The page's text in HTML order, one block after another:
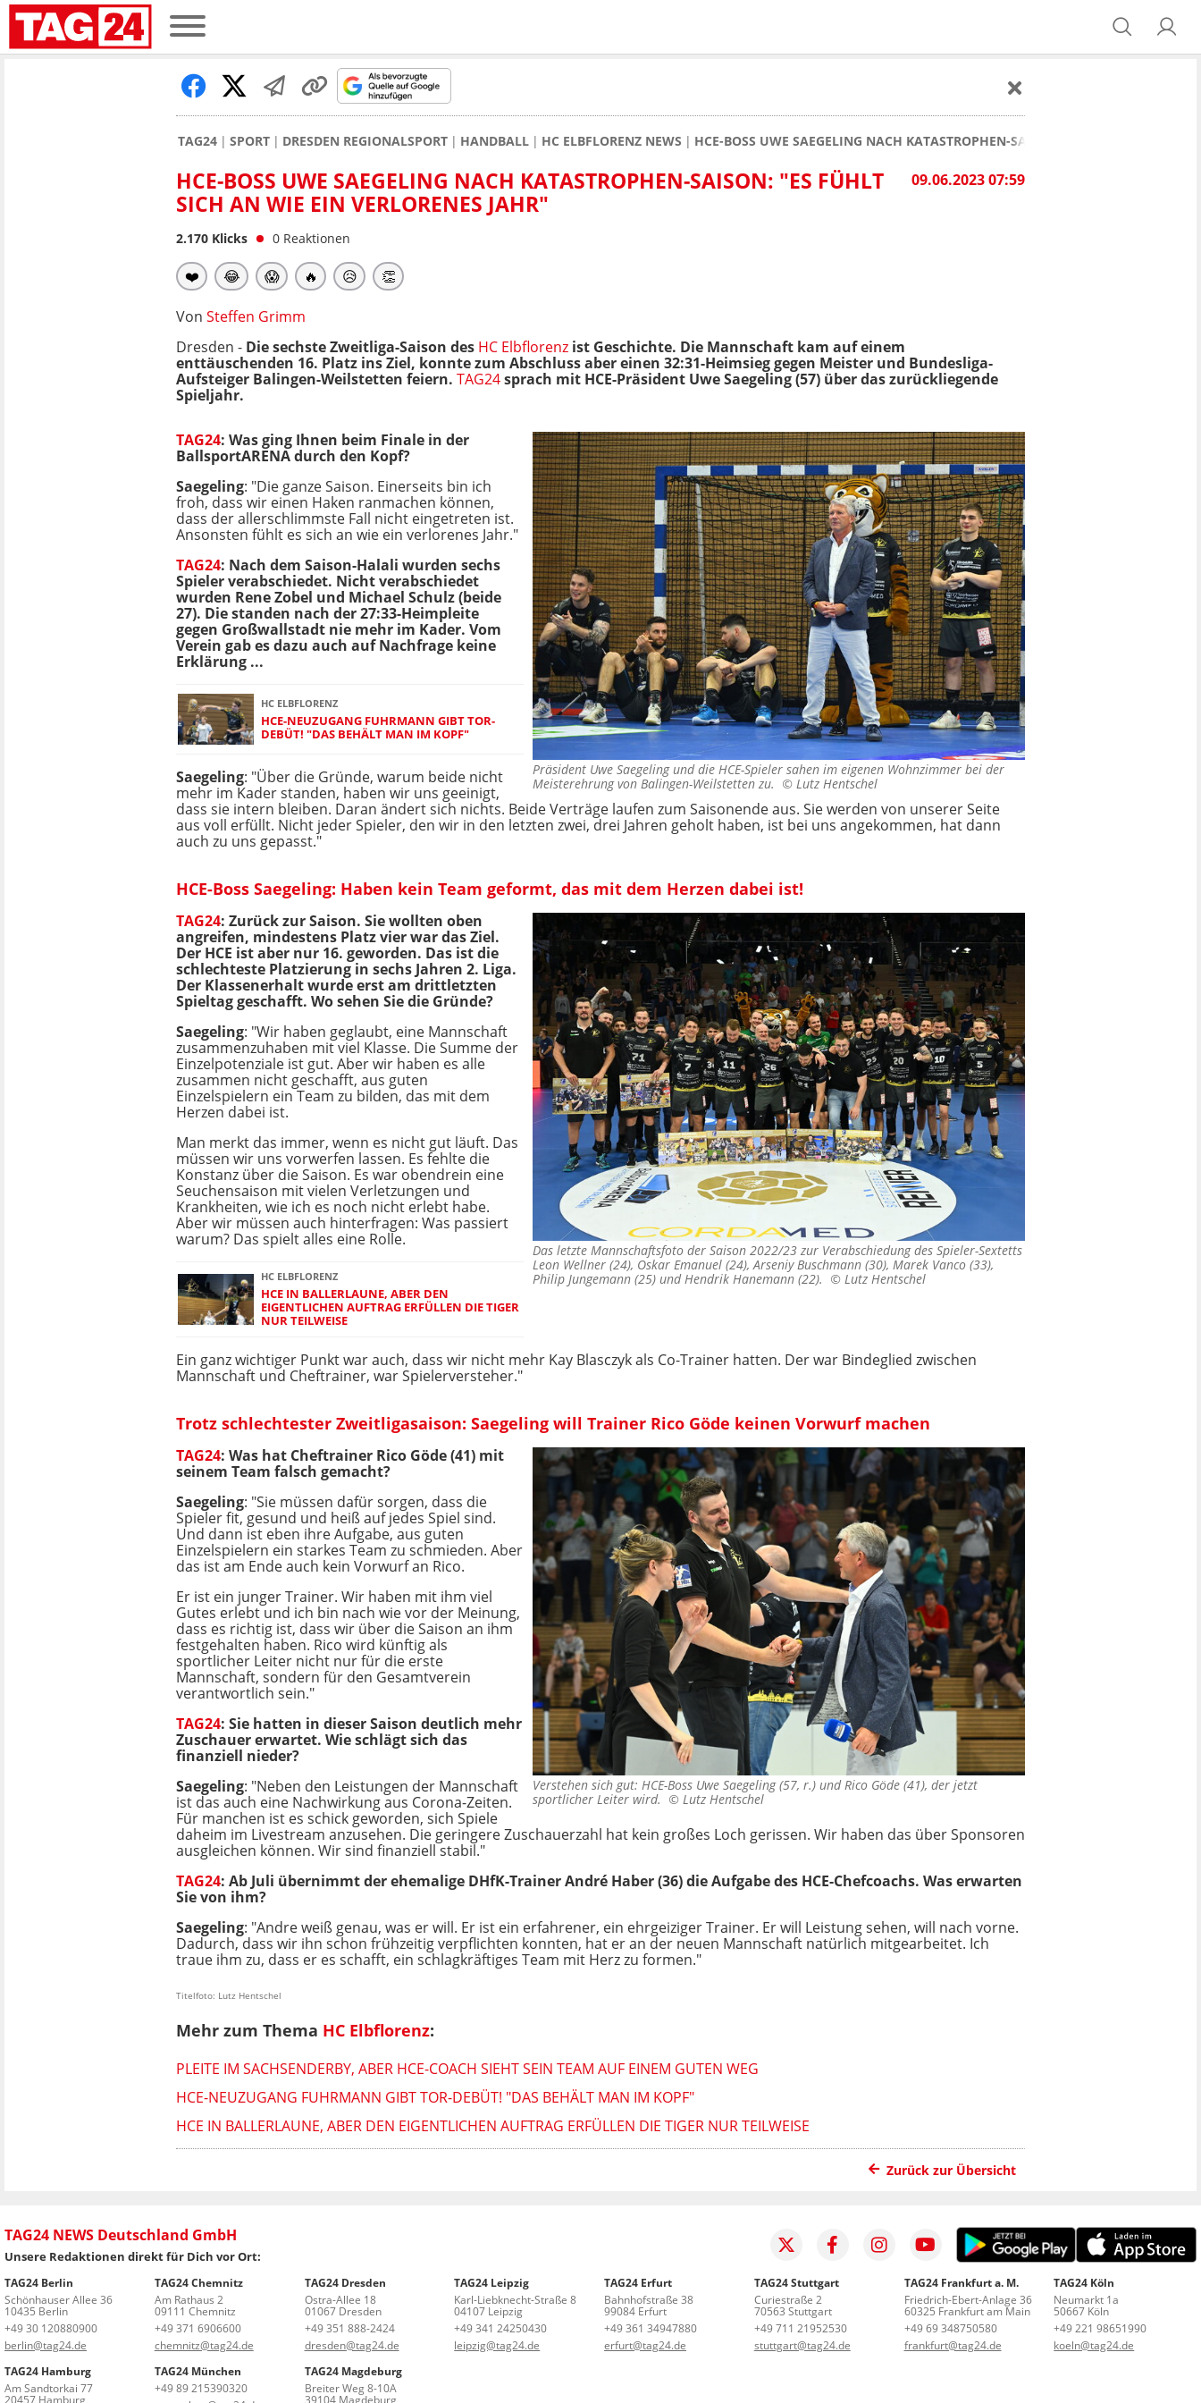
TAG24 SPORT DRESDEN REGIONALSPORT HANDBALL HC ELBFLORENZ NEWS HCE-BOSS UWE SAEGELING NACH KATASTROPHEN-SAISON: "ES FÜHLT SICH AN
09.06.2023 07:59
HCE-BOSS UWE SAEGELING NACH KATASTROPHEN-SAISON: "ES FÜHLT
SICH AN WIE EIN VERLORENES JAHR"
2.170 Klicks 0 Reaktionen
❤️ 😂 😱 🔥 😥 👏
Von Steffen Grimm
Dresden - Die sechste Zweitliga-Saison des HC Elbflorenz ist Geschichte. Die Mannschaft kam auf einem
enttäuschenden 16. Platz ins Ziel, konnte zum Abschluss aber einen 32:31-Heimsieg gegen Meister und Bundesliga-
Aufsteiger Balingen-Weilstetten feiern. TAG24sprach mit HCE-Präsident Uwe Saegeling (57) über das zurückliegende
Spieljahr.
Präsident Uwe Saegeling und die HCE-Spieler sahen im eigenen Wohnzimmer bei der
Meisterehrung von Balingen-Weilstetten zu. © Lutz Hentschel
TAG24: Was ging Ihnen beim Finale in der
BallsportARENA durch den Kopf?
Saegeling: "Die ganze Saison. Einerseits bin ich
froh, dass wir einen Haken ranmachen können,
dass der allerschlimmste Fall nicht eingetreten ist.
Ansonsten fühlt es sich an wie ein verlorenes Jahr."
TAG24: Nach dem Saison-Halali wurden sechs
Spieler verabschiedet. Nicht verabschiedet
wurden Rene Zobel und Michael Schulz (beide
27). Die standen nach der 27:33-Heimpleite
gegen Großwallstadt nie mehr im Kader. Vom
Verein gab es dazu auch auf Nachfrage keine
Erklärung ...
HC ELBFLORENZ
HCE-NEUZUGANG FUHRMANN GIBT TOR-
DEBÜT! "DAS BEHÄLT MAN IM KOPF"
Saegeling: "Über die Gründe, warum beide nicht
mehr im Kader standen, haben wir uns geeinigt,
dass sie intern bleiben. Daran ändert sich nichts. Beide Verträge laufen zum Saisonende aus. Sie werden von unserer Seite
aus voll erfüllt. Nicht jeder Spieler, den wir in den letzten zwei, drei Jahren geholt haben, ist bei uns angekommen, hat dann
auch zu uns gepasst."
HCE-Boss Saegeling: Haben kein Team geformt, das mit dem Herzen dabei ist!
Das letzte Mannschaftsfoto der Saison 2022/23 zur Verabschiedung des Spieler-Sextetts
Leon Wellner (24), Oskar Emanuel (24), Arseniy Buschmann (30), Marek Vanco (33),
Philip Jungemann (25) und Hendrik Hanemann (22). © Lutz Hentschel
TAG24: Zurück zur Saison. Sie wollten oben
angreifen, mindestens Platz vier war das Ziel.
Der HCE ist aber nur 16. geworden. Das ist die
schlechteste Platzierung in sechs Jahren 2. Liga.
Der Klassenerhalt wurde erst am drittletzten
Spieltag geschafft. Wo sehen Sie die Gründe?
Saegeling: "Wir haben geglaubt, eine Mannschaft
zusammenzuhaben mit viel Klasse. Die Summe der
Einzelpotenziale ist gut. Aber wir haben es alle
zusammen nicht geschafft, aus guten
Einzelspielern ein Team zu bilden, das mit dem
Herzen dabei ist.
Man merkt das immer, wenn es nicht gut läuft. Das
müssen wir uns vorwerfen lassen. Es fehlte die
Konstanz über die Saison. Es war obendrein eine
Seuchensaison mit vielen Verletzungen und
Krankheiten, wie ich es noch nicht erlebt habe.
Aber wir müssen auch hinterfragen: Was passiert
warum? Das spielt alles eine Rolle.
HC ELBFLORENZ
HCE IN BALLERLAUNE, ABER DEN
EIGENTLICHEN AUFTRAG ERFÜLLEN DIE TIGER
NUR TEILWEISE
Ein ganz wichtiger Punkt war auch, dass wir nicht mehr Kay Blasczyk als Co-Trainer hatten. Der war Bindeglied zwischen
Mannschaft und Cheftrainer, war Spielerversteher."
Trotz schlechtester Zweitligasaison: Saegeling will Trainer Rico Göde keinen Vorwurf machen
Verstehen sich gut: HCE-Boss Uwe Saegeling (57, r.) und Rico Göde (41), der jetzt
sportlicher Leiter wird. © Lutz Hentschel
TAG24: Was hat Cheftrainer Rico Göde (41) mit
seinem Team falsch gemacht?
Saegeling: "Sie müssen dafür sorgen, dass die
Spieler fit, gesund und heiß auf jedes Spiel sind.
Und dann ist eben ihre Aufgabe, aus guten
Einzelspielern ein starkes Team zu schmieden. Aber
das ist am Ende auch kein Vorwurf an Rico.
Er ist ein junger Trainer. Wir haben mit ihm viel
Gutes erlebt und ich bin nach wie vor der Meinung,
dass es richtig ist, dass wir über die Saison an ihm
festgehalten haben. Rico wird künftig als
sportlicher Leiter nicht nur für die erste
Mannschaft, sondern für den Gesamtverein
verantwortlich sein."
TAG24: Sie hatten in dieser Saison deutlich mehr
Zuschauer erwartet. Wie schlägt sich das
finanziell nieder?
Saegeling: "Neben den Leistungen der Mannschaft
ist das auch eine Nachwirkung aus Corona-Zeiten.
Für manchen ist es schick geworden, sich Spiele
daheim im Livestream anzusehen. Die geringere Zuschauerzahl hat kein großes Loch gerissen. Wir haben das über Sponsoren
ausgleichen können. Wir sind finanziell stabil."
TAG24: Ab Juli übernimmt der ehemalige DHfK-Trainer André Haber (36) die Aufgabe des HCE-Chefcoachs. Was erwarten
Sie von ihm?
Saegeling: "Andre weiß genau, was er will. Er ist ein erfahrener, ein ehrgeiziger Trainer. Er will Leistung sehen, will nach vorne.
Dadurch, dass wir ihn schon frühzeitig verpflichten konnten, hat er an der neuen Mannschaft natürlich mitgearbeitet. Ich
traue ihm zu, dass er es schafft, ein schlagkräftiges Team mit Herz zu formen."
Titelfoto: Lutz Hentschel
Mehr zum Thema HC Elbflorenz:
PLEITE IM SACHSENDERBY, ABER HCE-COACH SIEHT SEIN TEAM AUF EINEM GUTEN WEG
HCE-NEUZUGANG FUHRMANN GIBT TOR-DEBÜT! "DAS BEHÄLT MAN IM KOPF"
HCE IN BALLERLAUNE, ABER DEN EIGENTLICHEN AUFTRAG ERFÜLLEN DIE TIGER NUR TEILWEISE
Zurück zur Übersicht
TAG24 NEWS Deutschland GmbH
Unsere Redaktionen direkt für Dich vor Ort:
TAG24 Berlin
Schönhauser Allee 36
10435 Berlin
+49 30 120880900
berlin@tag24.de
TAG24 Chemnitz
Am Rathaus 2
09111 Chemnitz
+49 371 6906600
chemnitz@tag24.de
TAG24 Dresden
Ostra-Allee 18
01067 Dresden
+49 351 888-2424
dresden@tag24.de
TAG24 Leipzig
Karl-Liebknecht-Straße 8
04107 Leipzig
+49 341 24250430
leipzig@tag24.de
TAG24 Erfurt
Bahnhofstraße 38
99084 Erfurt
+49 361 34947880
erfurt@tag24.de
TAG24 Stuttgart
Curiestraße 2
70563 Stuttgart
+49 711 21952530
stuttgart@tag24.de
TAG24 Frankfurt a. M.
Friedrich-Ebert-Anlage 36
60325 Frankfurt am Main
+49 69 348750580
frankfurt@tag24.de
TAG24 Köln
Neumarkt 1a
50667 Köln
+49 221 98651990
koeln@tag24.de
TAG24 Hamburg
Am Sandtorkai 77
20457 Hamburg
TAG24 München
+49 89 215390320
TAG24 Magdeburg
Breiter Weg 8-10A
39104 Magdeburg